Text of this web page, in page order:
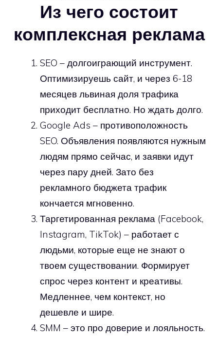
Из чего состоит
комплексная реклама
SEO – долгоиграющий инструмент.
Оптимизируешь сайт, и через 6-18
месяцев львиная доля трафика
приходит бесплатно. Но ждать долго.
Google Ads – противоположность
SEO. Объявления появляются нужным
людям прямо сейчас, и заявки идут
через пару дней. Зато без
рекламного бюджета трафик
кончается мгновенно.
Таргетированная реклама (Facebook,
Instagram, TikTok) – работает с
людьми, которые еще не знают о
твоем существовании. Формирует
спрос через контент и креативы.
Медленнее, чем контекст, но
дешевле и шире.
SMM – это про доверие и лояльность.